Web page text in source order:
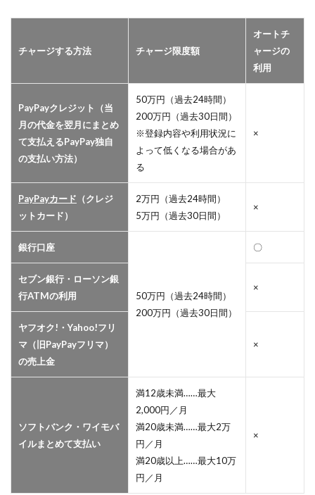
チャージする方法 チャージ限度額
オートチ
ャージの
利用
PayPayクレジット（当
月の代金を翌月にまとめ
て支払えるPayPay独自
の支払い方法）
50万円（過去24時間）
200万円（過去30日間）
※登録内容や利用状況に
よって低くなる場合があ
る
×
PayPayカード （クレジ
ットカード）
2万円（過去24時間）
5万円（過去30日間）
×
銀行口座
50万円（過去24時間）
200万円（過去30日間）
〇
セブン銀行・ローソン銀
行ATMの利用
×
ヤフオク!・Yahoo!フリ
マ（旧PayPayフリマ）
の売上金
×
ソフトバンク・ワイモバ
イルまとめて支払い
満12歳未満……最大
2,000円／月
満20歳未満……最大2万
円／月
満20歳以上……最大10万
円／月
×